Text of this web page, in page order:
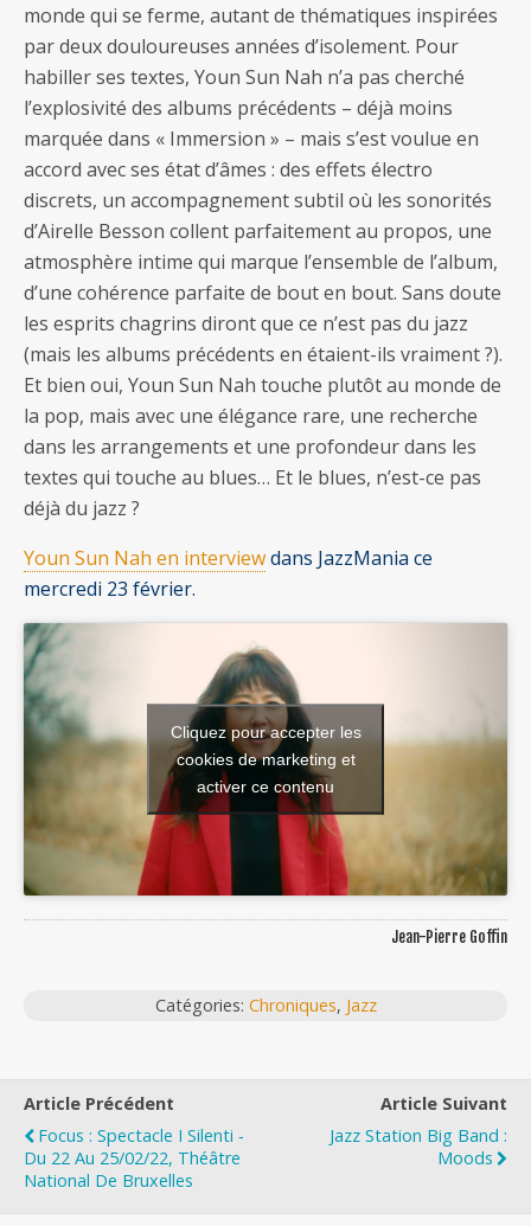
monde qui se ferme, autant de thématiques inspirées
par deux douloureuses années d’isolement. Pour
habiller ses textes, Youn Sun Nah n’a pas cherché
l’explosivité des albums précédents – déjà moins
marquée dans « Immersion » – mais s’est voulue en
accord avec ses état d’âmes : des effets électro
discrets, un accompagnement subtil où les sonorités
d’Airelle Besson collent parfaitement au propos, une
atmosphère intime qui marque l’ensemble de l’album,
d’une cohérence parfaite de bout en bout. Sans doute
les esprits chagrins diront que ce n’est pas du jazz
(mais les albums précédents en étaient-ils vraiment ?).
Et bien oui, Youn Sun Nah touche plutôt au monde de
la pop, mais avec une élégance rare, une recherche
dans les arrangements et une profondeur dans les
textes qui touche au blues… Et le blues, n’est-ce pas
déjà du jazz ?
Youn Sun Nah en interviewdans JazzMania ce
mercredi 23 février.
Cliquez pour accepter les
cookies de marketing et
activer ce contenu
Jean-Pierre Goffin
Catégories: Chroniques, Jazz
Article Précédent
Focus : Spectacle I Silenti ‐
Du 22 Au 25/02/22, Théâtre
National De Bruxelles
Article Suivant
Jazz Station Big Band :
Moods